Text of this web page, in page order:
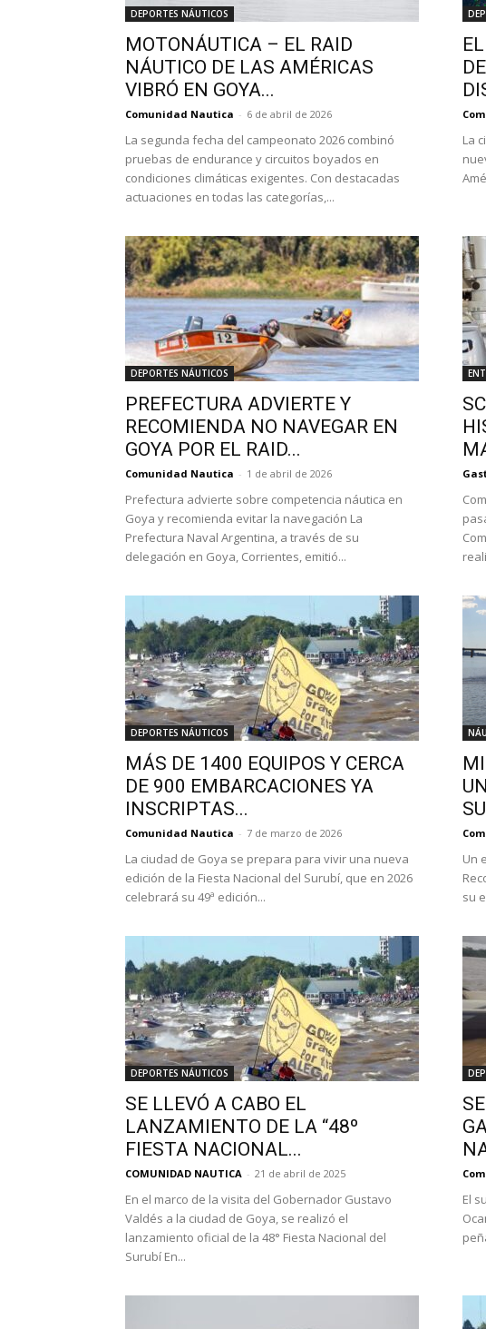
DEPORTES NÁUTICOS
MOTONÁUTICA – EL RAID
NÁUTICO DE LAS AMÉRICAS
VIBRÓ EN GOYA...
Comunidad Nautica - 6 de abril de 2026
La segunda fecha del campeonato 2026 combinó
pruebas de endurance y circuitos boyados en
condiciones climáticas exigentes. Con destacadas
actuaciones en todas las categorías,...
La
DEPORTES NÁUTICOS
PREFECTURA ADVIERTE Y
RECOMIENDA NO NAVEGAR EN
GOYA POR EL RAID...
Comunidad Nautica - 1 de abril de 2026
Prefectura advierte sobre competencia náutica en
Goya y recomienda evitar la navegación La
Prefectura Naval Argentina, a través de su
delegación en Goya, Corrientes, emitió...
DEPORTES NÁUTICOS
MÁS DE 1400 EQUIPOS Y CERCA
DE 900 EMBARCACIONES YA
INSCRIPTAS...
Comunidad Nautica - 7 de marzo de 2026
La ciudad de Goya se prepara para vivir una nueva
edición de la Fiesta Nacional del Surubí, que en 2026
celebrará su 49ª edición...
Un
su
DEPORTES NÁUTICOS
SE LLEVÓ A CABO EL
LANZAMIENTO DE LA “48º
FIESTA NACIONAL...
COMUNIDAD NAUTICA - 21 de abril de 2025
En el marco de la visita del Gobernador Gustavo
Valdés a la ciudad de Goya, se realizó el
lanzamiento oficial de la 48° Fiesta Nacional del
Surubí En...
El